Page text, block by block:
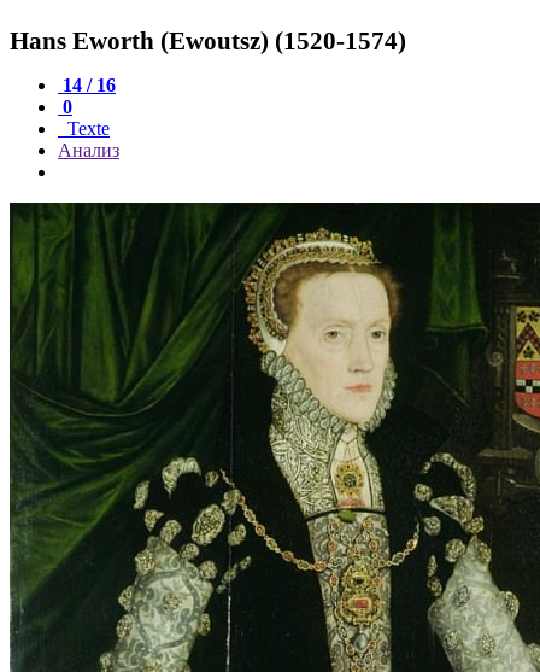
Hans Eworth (Ewoutsz) (1520-1574)
14 / 16
0
Texte
Анализ